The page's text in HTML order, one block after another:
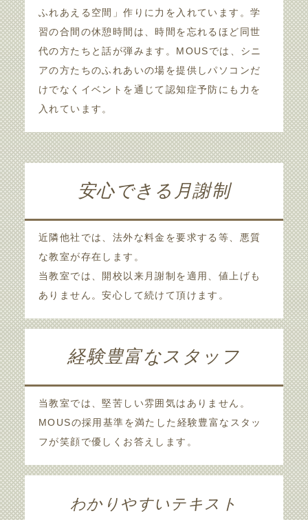
ふれあえる空間」作りに力を入れています。学
習の合間の休憩時間は、時間を忘れるほど同世
代の方たちと話が弾みます。MOUSでは、シニ
アの方たちのふれあいの場を提供しパソコンだ
けでなくイベントを通じて認知症予防にも力を
入れています。
安心できる月謝制
近隣他社では、法外な料金を要求する等、悪質
な教室が存在します。
当教室では、開校以来月謝制を適用、値上げも
ありません。安心して続けて頂けます。
経験豊富なスタッフ
当教室では、堅苦しい雰囲気はありません。
MOUSの採用基準を満たした経験豊富なスタッ
フが笑顔で優しくお答えします。
わかりやすいテキスト